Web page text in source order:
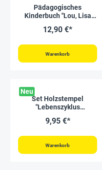
Pädagogisches
Kinderbuch "Lou, Lisa
Eine aufregende
12,90 €*
Warenkorb
Neu
Set Holzstempel
"Lebenszyklus
mit Stempelkissen
9,95 €*
Warenkorb